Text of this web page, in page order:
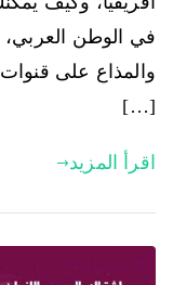
في الوطن العربي،
والمذاع على
[…]
اقرأ المزيد